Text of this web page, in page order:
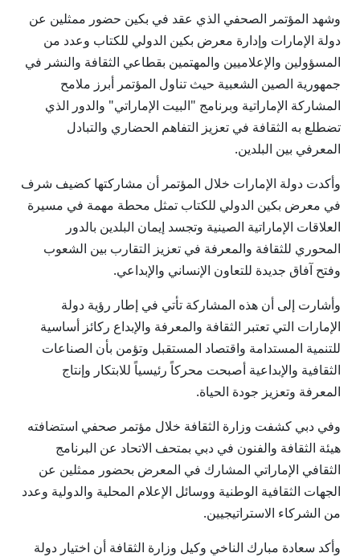
وشهد المؤتمر الصحفي الذي عقد في بكين حضور ممثلين عن
دولة الإمارات وإدارة معرض بكين الدولي للكتاب وعدد من
المسؤولين والإعلاميين والمهتمين بقطاعي الثقافة والنشر في
جمهورية الصين الشعبية حيث تناول المؤتمر أبرز ملامح
المشاركة الإماراتية وبرنامج "البيت الإماراتي" والدور الذي
تضطلع به الثقافة في تعزيز التفاهم الحضاري والتبادل
المعرفي بين البلدين.
وأكدت دولة الإمارات خلال المؤتمر أن مشاركتها كضيف شرف
في معرض بكين الدولي للكتاب تمثل محطة مهمة في مسيرة
العلاقات الإماراتية الصينية وتجسد إيمان البلدين بالدور
المحوري للثقافة والمعرفة في تعزيز التقارب بين الشعوب
وفتح آفاق جديدة للتعاون الإنساني والإبداعي.
وأشارت إلى أن هذه المشاركة تأتي في إطار رؤية دولة
الإمارات التي تعتبر الثقافة والمعرفة والإبداع ركائز أساسية
للتنمية المستدامة واقتصاد المستقبل وتؤمن بأن الصناعات
الثقافية والإبداعية أصبحت محركاً رئيسياً للابتكار وإنتاج
المعرفة وتعزيز جودة الحياة.
وفي دبي كشفت وزارة الثقافة خلال مؤتمر صحفي استضافته
هيئة الثقافة والفنون في دبي بمتحف الاتحاد عن البرنامج
الثقافي الإماراتي المشارك في المعرض بحضور ممثلين عن
الجهات الثقافية الوطنية ووسائل الإعلام المحلية والدولية وعدد
من الشركاء الاستراتيجيين.
وأكد سعادة مبارك الناخي وكيل وزارة الثقافة أن اختيار دولة